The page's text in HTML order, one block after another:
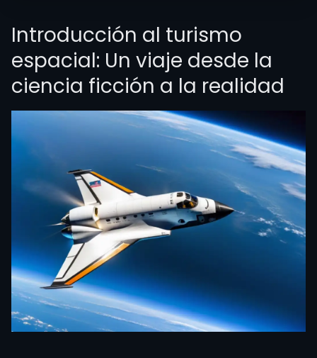
Introducción al turismo
espacial: Un viaje desde la
ciencia ficción a la realidad